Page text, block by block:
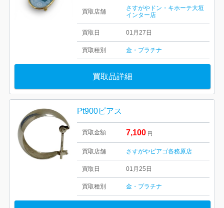
買取店舗
さすがやドン・キホーテ大垣
インター店
買取日 01月27日
買取種別 金・プラチナ
買取品詳細
Pt900ピアス
買取金額 7,100 円
買取店舗 さすがやピアゴ各務原店
買取日 01月25日
買取種別 金・プラチナ